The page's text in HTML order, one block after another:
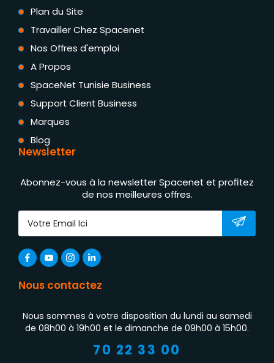
Plan du Site
Travailler Chez Spacenet
Nos Offres d'emploi
A Propos
SpaceNet Tunisie Business
Support Client Business
Marques
Blog
Newsletter
Abonnez-vous à la newsletter Spacenet et profitez
de nos meilleures offres.
Nous contactez
Nous sommes à votre disposition du lundi au samedi
de 08h00 à 19h00 et le dimanche de 09h00 à 15h00.
70 22 33 00